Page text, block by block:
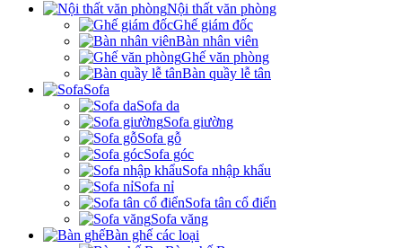
Nội thất văn phòng
Ghế giám đốc
Bàn nhân viên
Ghế văn phòng
Bàn quầy lễ tân
Sofa
Sofa da
Sofa giường
Sofa gỗ
Sofa góc
Sofa nhập khẩu
Sofa nỉ
Sofa tân cổ điển
Sofa văng
Bàn ghế các loại